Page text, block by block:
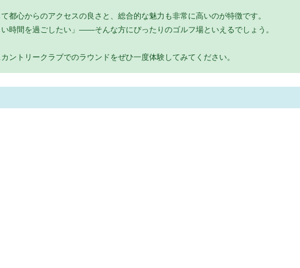
都心からのアクセスの良さと、総合的な魅力も非常に高いのが特徴です。
時間を過ごしたい」――そんな方にぴったりのゴルフ場といえるでしょう。
ントリークラブでのラウンドをぜひ一度体験してみてください。